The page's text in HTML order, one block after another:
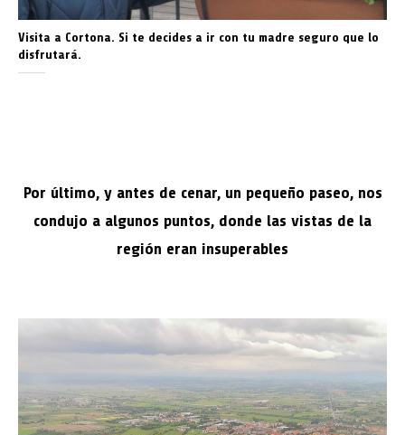
Visita a Cortona. Si te decides a ir con tu madre seguro que lo
disfrutará.
Por último, y antes de cenar, un pequeño paseo, nos
condujo a algunos puntos, donde las vistas de la
región eran insuperables